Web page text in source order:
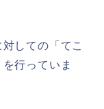
しての「てこ
行っていま